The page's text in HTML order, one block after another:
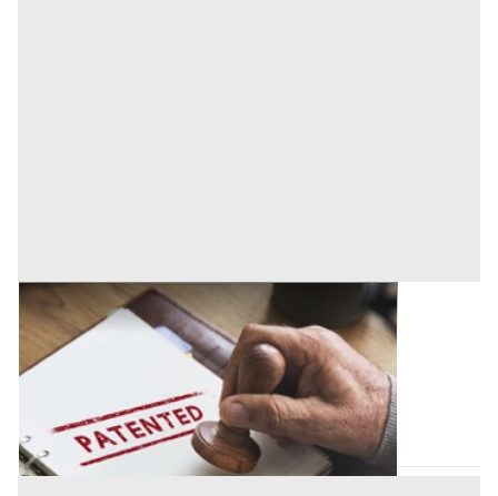
Brevetti all'asta a Brescia
Offerta minima
10.500 € 15.000 €
Codice asta:66620a8b
15/09/2026